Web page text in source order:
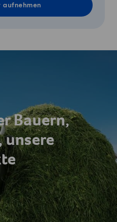
aufnehmen
Bauern,
unsere